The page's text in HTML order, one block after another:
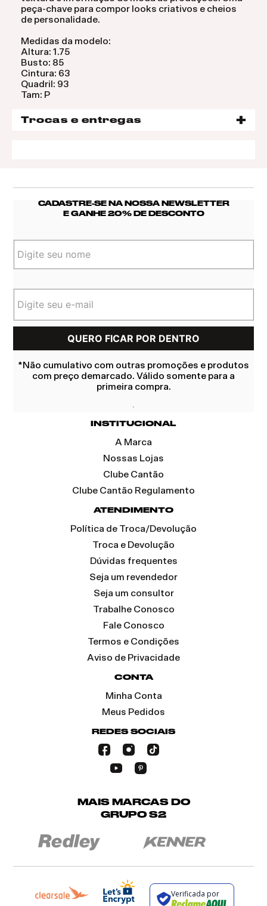
peça-chave para compor looks criativos e cheios
de personalidade.
Medidas da modelo:
Altura: 1.75
Busto: 85
Cintura: 63
Quadril: 93
Tam: P
Trocas e entregas
CADASTRE-SE NA NOSSA NEWSLETTER
E GANHE 20% DE DESCONTO
*Não cumulativo com outras promoções e produtos
com preço demarcado. Válido somente para a
primeira compra.
INSTITUCIONAL
A Marca
Nossas Lojas
Clube Cantão
Clube Cantão Regulamento
ATENDIMENTO
Política de Troca/Devolução
Troca e Devolução
Dúvidas frequentes
Seja um revendedor
Seja um consultor
Trabalhe Conosco
Fale Conosco
Termos e Condições
Aviso de Privacidade
CONTA
Minha Conta
Meus Pedidos
REDES SOCIAIS
MAIS MARCAS DO
GRUPO S2
Verificada por